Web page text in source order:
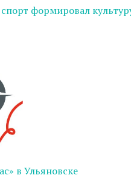
формировал
в Ульяновске